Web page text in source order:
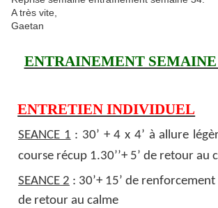
A très vite,
Gaetan
ENTRAINEMENT SEMAINE
ENTRETIEN INDIVIDUEL
SEANCE 1 : 30’ + 4 x 4’ à allure
course récup 1.30’’+ 5’ de retour au
SEANCE 2 : 30’+ 15’ de renforcement
de retour au calme